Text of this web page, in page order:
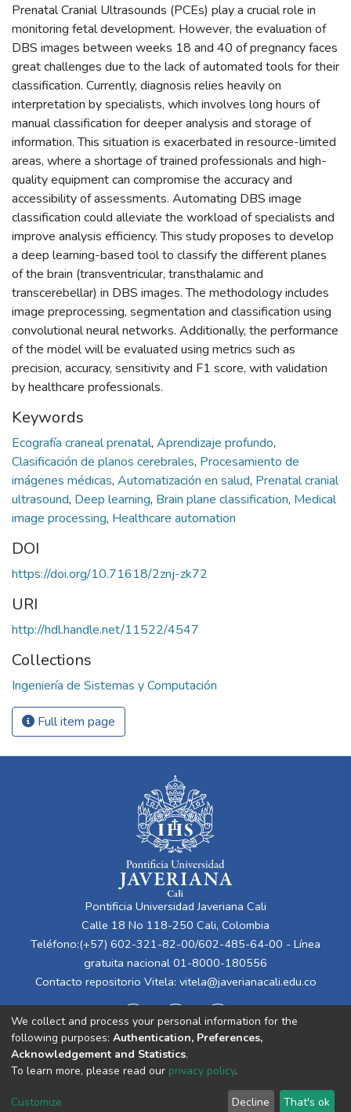
Prenatal Cranial Ultrasounds (PCEs) play a crucial role in
monitoring fetal development. However, the evaluation of
DBS images between weeks 18 and 40 of pregnancy faces
great challenges due to the lack of automated tools for their
classification. Currently, diagnosis relies heavily on
interpretation by specialists, which involves long hours of
manual classification for deeper analysis and storage of
information. This situation is exacerbated in resource-limited
areas, where a shortage of trained professionals and high-
quality equipment can compromise the accuracy and
accessibility of assessments. Automating DBS image
classification could alleviate the workload of specialists and
improve analysis efficiency. This study proposes to develop
a deep learning-based tool to classify the different planes
of the brain (transventricular, transthalamic and
transcerebellar) in DBS images. The methodology includes
image preprocessing, segmentation and classification using
convolutional neural networks. Additionally, the performance
of the model will be evaluated using metrics such as
precision, accuracy, sensitivity and F1 score, with validation
by healthcare professionals.
Keywords
Ecografía craneal prenatal, Aprendizaje profundo,
Clasificación de planos cerebrales, Procesamiento de
imágenes médicas, Automatización en salud, Prenatal cranial
ultrasound, Deep learning, Brain plane classification, Medical
image processing, Healthcare automation
DOI
https://doi.org/10.71618/2znj-zk72
URI
http://hdl.handle.net/11522/4547
Collections
Ingeniería de Sistemas y Computación
Full item page
Pontificia Universidad Javeriana Cali
Calle 18 No 118-250 Cali, Colombia
Teléfono:(+57) 602-321-82-00/602-485-64-00 - Línea
gratuita nacional 01-8000-180556
Contacto repositorio Vitela: vitela@javerianacali.edu.co
Cookie
End User
Send
We collect and process your personal information for the
following purposes: Authentication, Preferences,
Acknowledgement and Statistics.
To learn more, please read our privacy policy.
Customize Decline That's ok